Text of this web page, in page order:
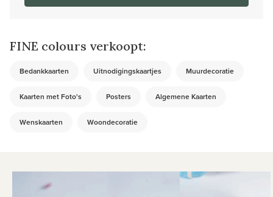
FINE colours verkoopt:
Bedankkaarten Uitnodigingskaartjes Muurdecoratie
Kaarten met Foto's Posters Algemene Kaarten
Wenskaarten Woondecoratie